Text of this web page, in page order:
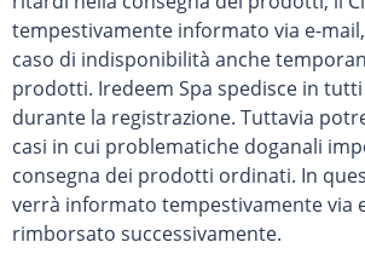
tempestivamente informato via e-
caso di indisponibilità anche
prodotti. Iredeem Spa spedisce in
durante la registrazione. Tuttavia
casi in cui problematiche doganali
consegna dei prodotti ordinati. In
verrà informato tempestivamente via
rimborsato successivamente.